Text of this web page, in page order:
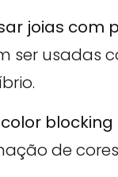
joias com
ser usadas
de